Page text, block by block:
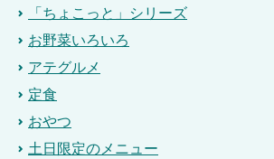
「ちょこっと」シリーズ
お野菜いろいろ
アテグルメ
定食
おやつ
土日限定のメニュー